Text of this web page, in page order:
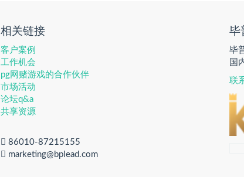
相关链接
客户案例
工作机会
pg网赌游戏的合作伙伴
市场活动
论坛q&a
共享资源
86010-87215155
marketing@bplead.com
毕
毕
国
联